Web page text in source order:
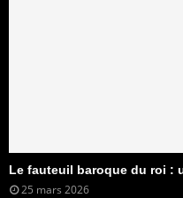
Le fauteuil baroque du roi :
25 mars 2026